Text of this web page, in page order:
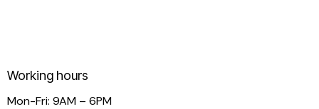
Working hours
Mon-Fri: 9AM – 6PM